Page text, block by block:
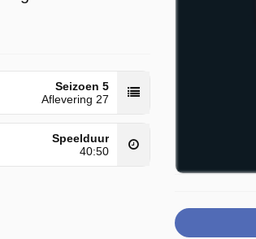
Seizoen 5
Aflevering 27
Speelduur
40:50